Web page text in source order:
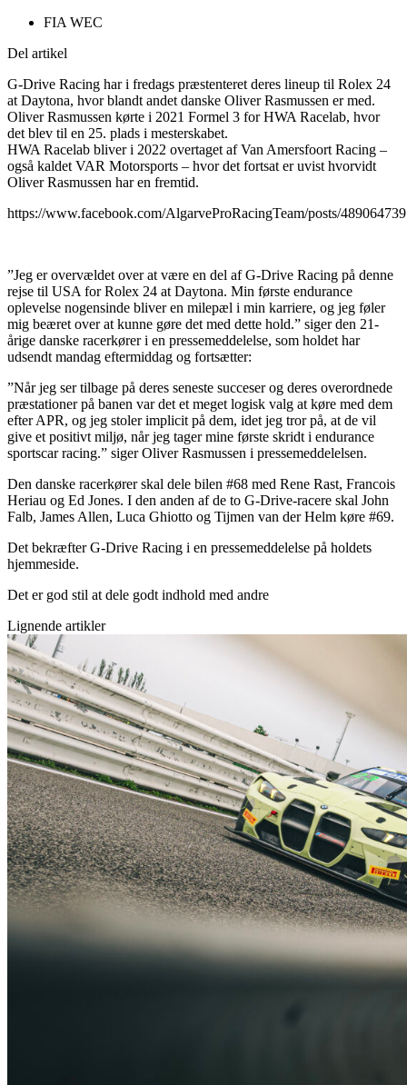
FIA WEC
Del artikel
G-Drive Racing har i fredags præstenteret deres lineup til Rolex 24
at Daytona, hvor blandt andet danske Oliver Rasmussen er med.
Oliver Rasmussen kørte i 2021 Formel 3 for HWA Racelab, hvor
det blev til en 25. plads i mesterskabet.
HWA Racelab bliver i 2022 overtaget af Van Amersfoort Racing –
også kaldet VAR Motorsports – hvor det fortsat er uvist hvorvidt
Oliver Rasmussen har en fremtid.
https://www.facebook.com/AlgarveProRacingTeam/posts/
”Jeg er overvældet over at være en del af G-Drive Racing på denne
rejse til USA for Rolex 24 at Daytona. Min første endurance
oplevelse nogensinde bliver en milepæl i min karriere, og jeg føler
mig beæret over at kunne gøre det med dette hold.” siger den 21-
årige danske racerkører i en pressemeddelelse, som holdet har
udsendt mandag eftermiddag og fortsætter:
”Når jeg ser tilbage på deres seneste succeser og deres overordnede
præstationer på banen var det et meget logisk valg at køre med dem
efter APR, og jeg stoler implicit på dem, idet jeg tror på, at de vil
give et positivt miljø, når jeg tager mine første skridt i endurance
sportscar racing.” siger Oliver Rasmussen i pressemeddelelsen.
Den danske racerkører skal dele bilen #68 med Rene Rast, Francois
Heriau og Ed Jones. I den anden af de to G-Drive-racere skal John
Falb, James Allen, Luca Ghiotto og Tijmen van der Helm køre #69.
Det bekræfter G-Drive Racing i en pressemeddelelse på holdets
hjemmeside.
Det er god stil at dele godt indhold med andre
Lignende artikler